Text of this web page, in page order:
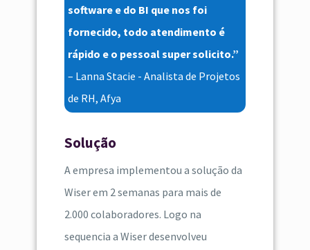
software e do BI que nos foi
fornecido, todo atendimento é
rápido e o pessoal super solicito.”
– Lanna Stacie - Analista de Projetos
de RH, Afya
Solução
A empresa implementou a solução da
Wiser em 2 semanas para mais de
2.000 colaboradores. Logo na
sequencia a Wiser desenvolveu